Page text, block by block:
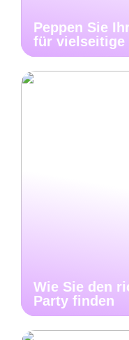
Peppen Sie
für vielseitige
Wie Sie den
Party finden